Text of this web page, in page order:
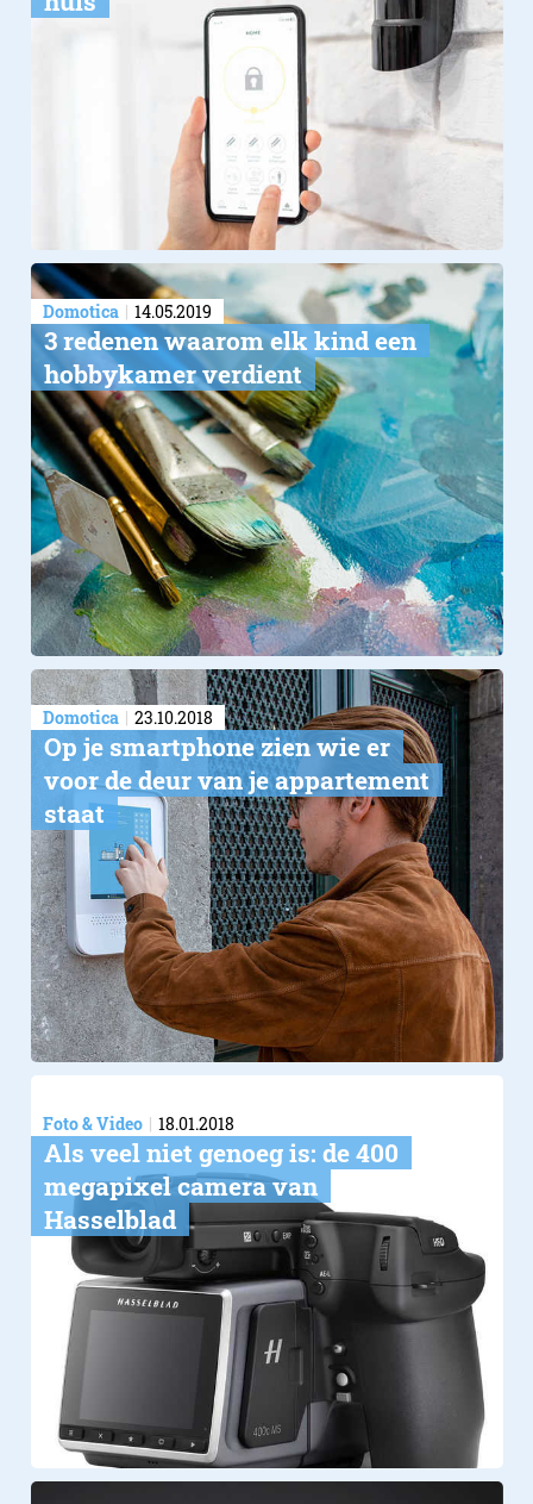
Domotica 14.05.2019
​3 redenen waarom elk kind een
hobbykamer verdient
Domotica 23.10.2018
Op je smartphone zien wie er
voor de deur​ van je appartement
staat
Foto & Video 18.01.2018
Als veel niet genoeg is: de 400
megapixel camera van
Hasselblad